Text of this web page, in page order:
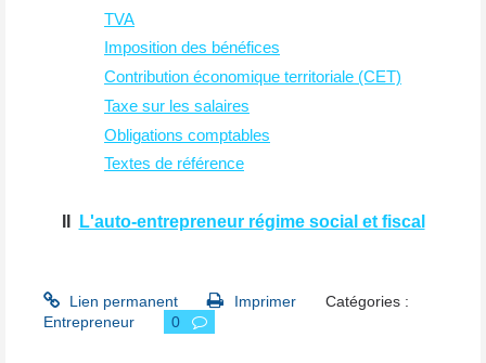
TVA
Imposition des bénéfices
Contribution économique territoriale (CET)
Taxe sur les salaires
Obligations comptables
Textes de référence
L'auto-entrepreneur régime social et fiscal
Lien permanent Imprimer
Catégories :
Entrepreneur
0